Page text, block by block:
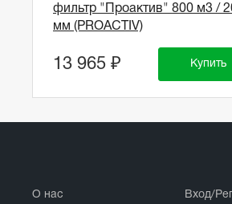
фильтр "Проактив" 800 м3 /
мм (PROACTIV)
13 965 ₽ Купить
О нас Вход/